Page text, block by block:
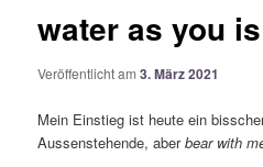
water as you
Veröffentlicht am3. März 2021
Mein Einstieg ist heute ein
Aussenstehende, aberbear with